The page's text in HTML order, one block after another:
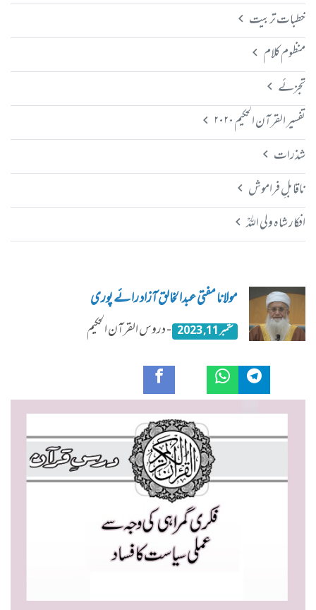
خطبات تربیت
منظوم کلام
تجزئے
تفسیر القرآن الحکیم ۲۰۲۰
شذرات
ناقابلِ فراموش
افکار شاہ ولی اللہؒ
مولانا مفتی عبدالخالق آزاد رائے پوری
ستمبر 11, 2023 - دروس القرآن الحکیم